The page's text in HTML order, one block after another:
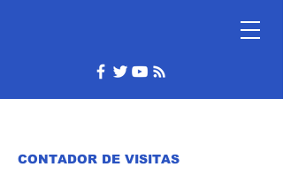
CONTADOR DE VISITAS